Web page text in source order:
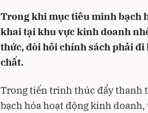
Trong khi mục tiêu minh bạch
khai tại khu vực kinh doanh
thức, đòi hỏi chính sách phải
chất.
Trong tiến trình thúc đẩy thanh
bạch hóa hoạt động kinh